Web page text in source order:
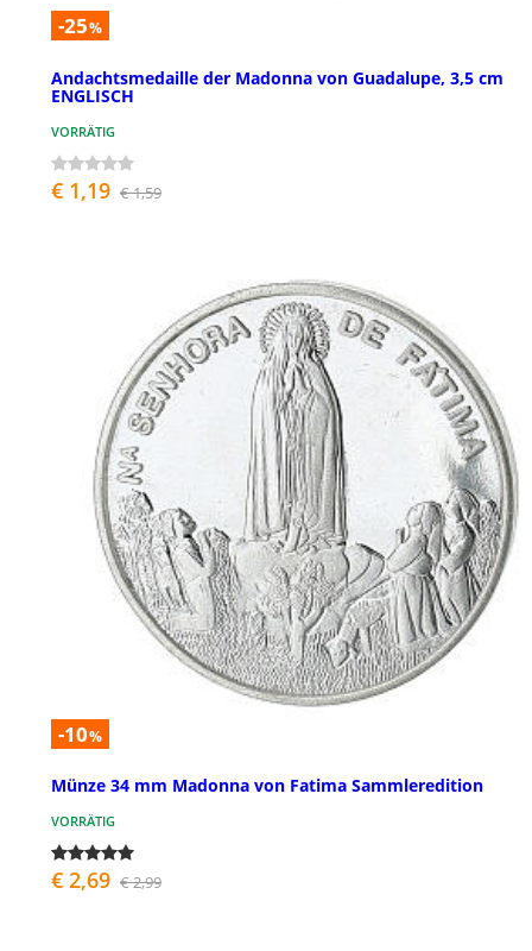
-25%
Andachtsmedaille der Madonna von Guadalupe, 3,5 cm
ENGLISCH
VORRÄTIG
€ 1,19 € 1,59
-10%
Münze 34 mm Madonna von Fatima Sammleredition
VORRÄTIG
€ 2,69 € 2,99